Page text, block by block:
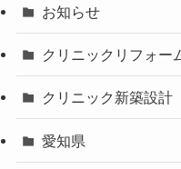
お知らせ
クリニックリフォー
クリニック新築設計
愛知県